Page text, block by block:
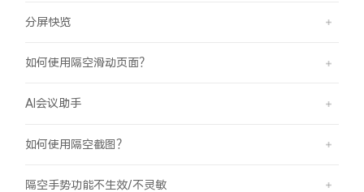
分屏快览
如何使用隔空滑动页面？
AI会议助手
如何使用隔空截图？
隔空手势功能不生效/不灵敏